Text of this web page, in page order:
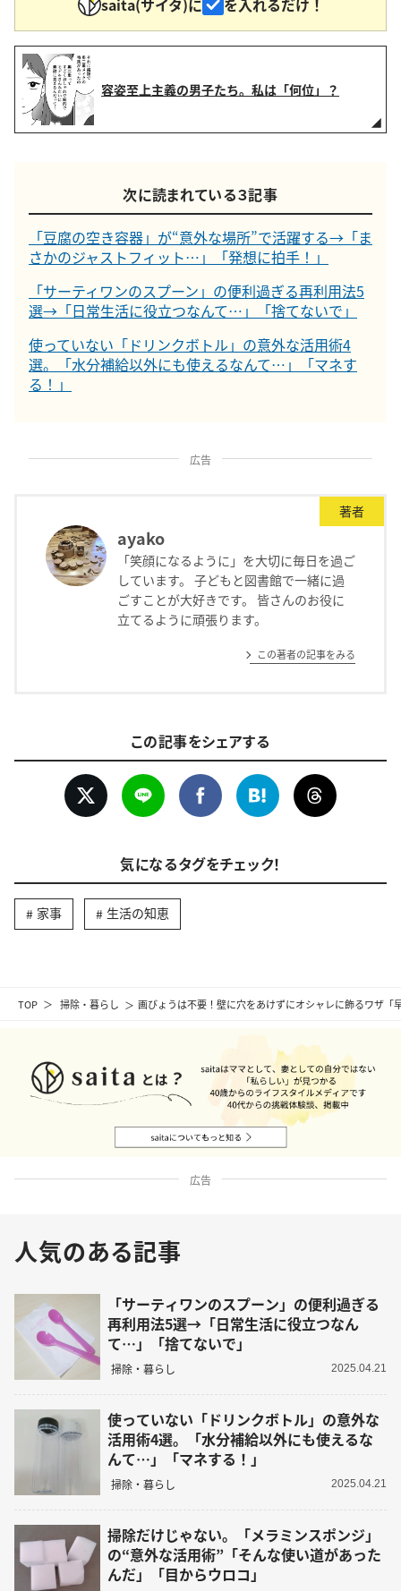
TOP 掃除・暮らし 画びょうは不要！壁に穴をあけずにオシャレに飾るワザ
saita(サイタ)に を入れるだけ！
容姿至上主義の男子たち。私は「何位」？
次に読まれている３記事
「豆腐の空き容器」が“意外な場所”で活躍する→「ま
さかのジャストフィット…」「発想に拍手！」
「サーティワンのスプーン」の便利過ぎる再利用法5
選→「日常生活に役立つなんて…」「捨てないで」
使っていない「ドリンクボトル」の意外な活用術4
選。「水分補給以外にも使えるなんて…」「マネす
る！」
広告
著者
ayako
「笑顔になるように」を大切に毎日を過ご
しています。 子どもと図書館で一緒に過
ごすことが大好きです。 皆さんのお役に
立てるように頑張ります。
この著者の記事をみる
この記事をシェアする
気になるタグをチェック！
家事 生活の知恵
広告
人気のある記事
「サーティワンのスプーン」の便利過ぎる
再利用法5選→「日常生活に役立つなん
て…」「捨てないで」
掃除・暮らし 2025.04.21
使っていない「ドリンクボトル」の意外な
活用術4選。「水分補給以外にも使えるな
んて…」「マネする！」
掃除・暮らし 2025.04.21
掃除だけじゃない。「メラミンスポンジ」
の“意外な活用術”「そんな使い道があった
んだ」「目からウロコ」